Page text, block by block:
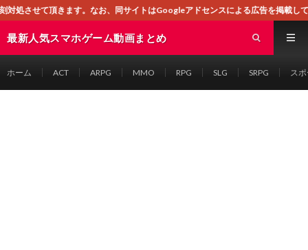
す。なお、同サイトはGoogleアドセンスによる広告を掲載しております。
最新人気スマホゲーム動画まとめ
ホーム ACT ARPG MMO RPG SLG SRPG ス